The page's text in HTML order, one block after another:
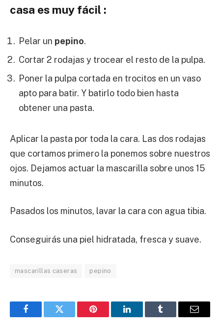
casa es muy fácil :
Pelar un pepino.
Cortar 2 rodajas y trocear el resto de la pulpa.
Poner la pulpa cortada en trocitos en un vaso
apto para batir. Y batirlo todo bien hasta
obtener una pasta.
Aplicar la pasta por toda la cara. Las dos rodajas
que cortamos primero la ponemos sobre nuestros
ojos. Dejamos actuar la mascarilla sobre unos 15
minutos.
Pasados los minutos, lavar la cara con agua tibia.
Conseguirás una piel hidratada, fresca y suave.
mascarillas caseras pepino
FacebookTwitter Pinterest LinkedInTumblr Email